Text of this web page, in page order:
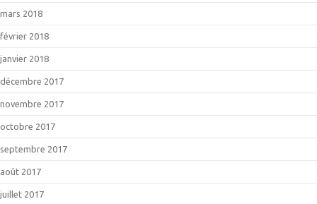
mars 2018
février 2018
janvier 2018
décembre 2017
novembre 2017
octobre 2017
septembre 2017
août 2017
juillet 2017